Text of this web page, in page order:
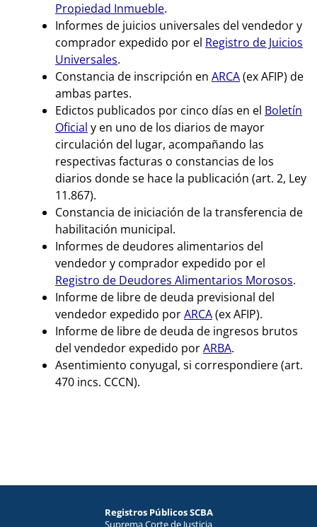
Propiedad Inmueble.
Informes de juicios universales del vendedor y
comprador expedido por el Registro de Juicios
Universales.
Constancia de inscripción en ARCA(ex AFIP) de
ambas partes.
Edictos publicados por cinco días en el Boletín
Oficial y en uno de los diarios de mayor
circulación del lugar, acompañando las
respectivas facturas o constancias de los
diarios donde se hace la publicación (art. 2, Ley
11.867).
Constancia de iniciación de la transferencia de
habilitación municipal.
Informes de deudores alimentarios del
vendedor y comprador expedido por el
Registro de Deudores Alimentarios Morosos.
Informe de libre de deuda previsional del
vendedor expedido porARCA(ex AFIP).
Informe de libre de deuda de ingresos brutos
del vendedor expedido porARBA.
Asentimiento conyugal, si correspondiere (art.
470 incs. CCCN).
Registros Públicos SCBA
Suprema Corte de Justicia